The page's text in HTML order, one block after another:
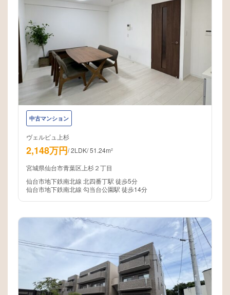
中古マンション
ヴェルビュ上杉
2,148万円/2LDK/51.24m²
宮城県仙台市青葉区上杉２丁目
仙台市地下鉄南北線 北四番丁駅 徒歩5分
仙台市地下鉄南北線 勾当台公園駅 徒歩14分